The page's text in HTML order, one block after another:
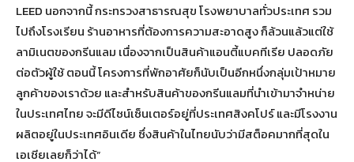
LEED นอกจากนี้ กระทรวงสาธารณสุข โรงพยาบาลทั่วประเทศ รวม
ไปถึงโรงเรียน ร้านอาหารที่ต้องการความสะอาดสูง ก็ล้วนแล้วแต่ใช้
ลามิเนตของกรีนแลม เนื่องจากเป็นสินค้าแอนตี้แบคทีเรีย ปลอดภัย
ต่อตัวผู้ใช้ ตอนนี้ โครงการที่พักอาศัยก็นับเป็นอีกหนึ่งกลุ่มเป้าหมาย
ลูกค้าของเราด้วย และสำหรับสินค้าของกรีนแลมที่นำเข้ามาจำหน่าย
ในประเทศไทย จะมีดีไซน์เซ็นเตอร์อยู่ที่ประเทศสิงคโปร์ และมีโรงงาน
ผลิตอยู่ในประเทศอินเดีย ซึ่งสินค้าในไทยนับว่ามีสต็อคมากที่สุดใน
เอเชียเลยก็ว่าได้”